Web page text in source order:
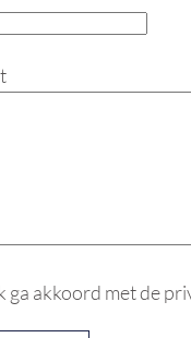
ga akkoord met de